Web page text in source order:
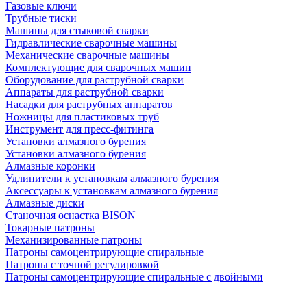
Газовые ключи
Трубные тиски
Машины для стыковой сварки
Гидравлические сварочные машины
Механические сварочные машины
Комплектующие для сварочных машин
Оборудование для раструбной сварки
Аппараты для раструбной сварки
Насадки для раструбных аппаратов
Ножницы для пластиковых труб
Инструмент для пресс-фитинга
Установки алмазного бурения
Установки алмазного бурения
Алмазные коронки
Удлинители к установкам алмазного бурения
Аксессуары к установкам алмазного бурения
Алмазные диски
Станочная оснастка BISON
Токарные патроны
Механизированные патроны
Патроны самоцентрирующие спиральные
Патроны с точной регулировкой
Патроны самоцентрирующие спиральные с двойными